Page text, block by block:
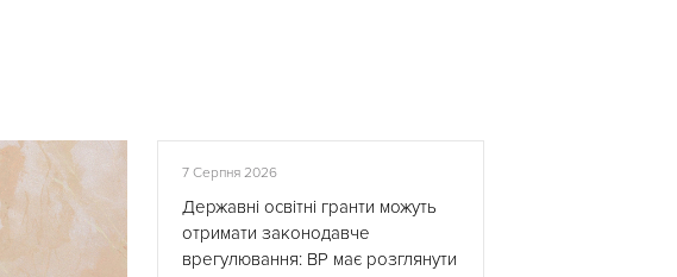
7 Серпня 2026
Державні освітні гранти можуть
отримати законодавче
врегулювання: ВР має розглянути